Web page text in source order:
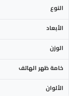
المواصفة
النوع
الأبعاد
الوزن
خامة ظهر الهاتف
الألوان